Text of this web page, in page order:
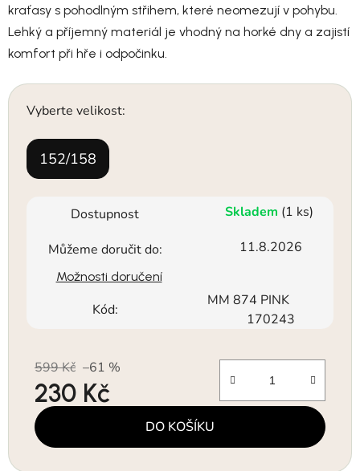
kraťasy s pohodlným střihem, které neomezují v pohybu.
Lehký a příjemný materiál je vhodný na horké dny a zajistí
komfort při hře i odpočinku.
Vyberte velikost:
152/158
Dostupnost Skladem (1 ks)
Můžeme doručit do: 11.8.2026
Možnosti doručení
Kód:
MM 874 PINK
170243
599 Kč –61 %
230 Kč
Měrná cena: DO KOŠÍKU